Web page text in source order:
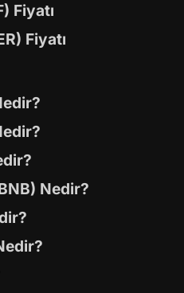
Fiyatı
Fiyatı
Nedir?